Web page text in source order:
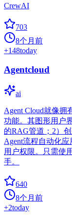
CrewAI
703
8个月前
+148today
Agentcloud
ai
Agent Cloud就像拥
功能。其图形用户
的RAG管道；2）
Agent流程自动化
用户权限。只需使
手。
640
8个月前
+2today